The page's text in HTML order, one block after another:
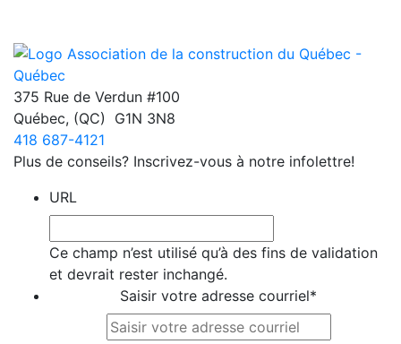
375 Rue de Verdun #100
Québec, (QC)
G1N 3N8
418 687-4121
Plus de conseils? Inscrivez-vous à notre infolettre!
URL
Ce champ n’est utilisé qu’à des fins de validation
et devrait rester inchangé.
Saisir votre adresse courriel*